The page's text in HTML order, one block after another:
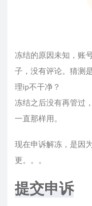
冻结的原因未知，账
子，没有评论。猜测
理ip不干净？
冻结之后没有再管过
一直那样用。
现在申诉解冻，是因
更。。。
提交申诉